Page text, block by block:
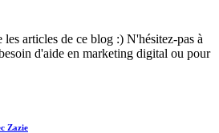
articles de ce blog :) N'hésitez-pas à
d'aide en marketing digital ou pour
Zazie